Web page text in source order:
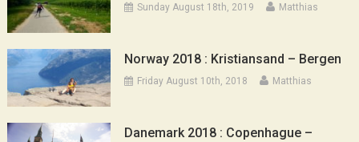
Sunday August 18th, 2019 Matthias
Norway 2018 : Kristiansand – Bergen
Friday August 10th, 2018 Matthias
Danemark 2018 : Copenhague –